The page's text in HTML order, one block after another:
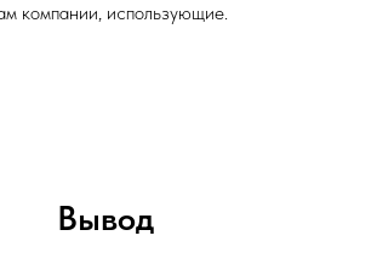
компании, использующие.
Вывод